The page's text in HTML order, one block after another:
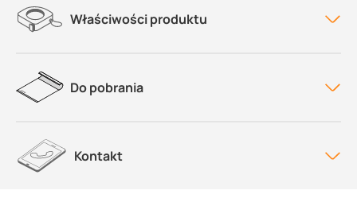
Właściwości produktu
Do pobrania
Kontakt